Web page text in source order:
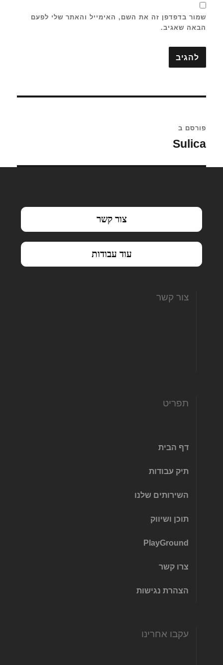
שמור בדפדפן זה את השם, האימייל והאתר שלי לפעם
הבאה שאגיב.
פורסם ב
Sulica
צור קשר
עוד עבודות
צור קשר
תפריט
דף הבית
תיק עבודות
השירותים שלנו
תוכן ושיווק
PlayGround
צרו קשר
הצהרת נגישות
עקבו אחרינו